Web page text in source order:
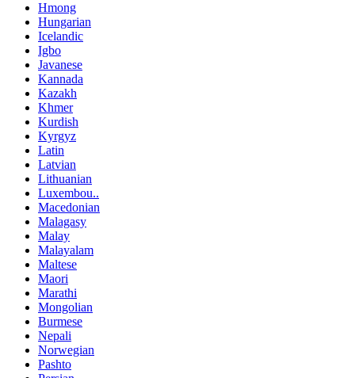
Hmong
Hungarian
Icelandic
Igbo
Javanese
Kannada
Kazakh
Khmer
Kurdish
Kyrgyz
Latin
Latvian
Lithuanian
Luxembou..
Macedonian
Malagasy
Malay
Malayalam
Maltese
Maori
Marathi
Mongolian
Burmese
Nepali
Norwegian
Pashto